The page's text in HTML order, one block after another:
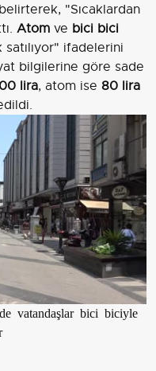
belirterek, "Sıcaklardan
Atomve bici bici
satılıyor" ifadelerini
bilgilerine göre sade
lira, atom ise 80 lira
vatandaşlar bici biciyle